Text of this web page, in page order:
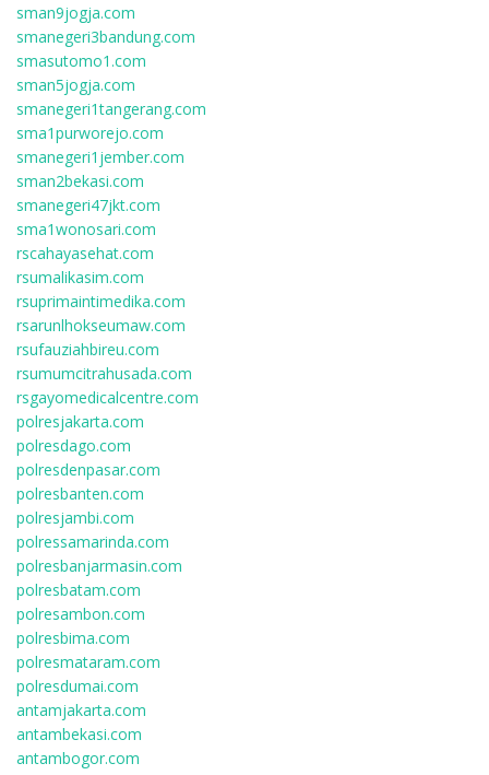
sman9jogja.com
smanegeri3bandung.com
smasutomo1.com
sman5jogja.com
smanegeri1tangerang.com
sma1purworejo.com
smanegeri1jember.com
sman2bekasi.com
smanegeri47jkt.com
sma1wonosari.com
rscahayasehat.com
rsumalikasim.com
rsuprimaintimedika.com
rsarunlhokseumaw.com
rsufauziahbireu.com
rsumumcitrahusada.com
rsgayomedicalcentre.com
polresjakarta.com
polresdago.com
polresdenpasar.com
polresbanten.com
polresjambi.com
polressamarinda.com
polresbanjarmasin.com
polresbatam.com
polresambon.com
polresbima.com
polresmataram.com
polresdumai.com
antamjakarta.com
antambekasi.com
antambogor.com